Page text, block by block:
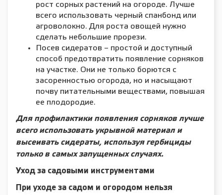
рост сорных растений на огороде. Лучше
всего использовать черный спанбонд или
агроволокно. Для роста овощей нужно
сделать небольшие прорези.
Посев сидератов – простой и доступный
способ предотвратить появление сорняков
на участке. Они не только борются с
засоренностью огорода, но и насыщают
почву питательными веществами, повышая
ее плодородие.
Для профилактики появления сорняков лучше
всего использовать укрывной материал и
высеивать сидераты, используя гербициды
только в самых запущенных случаях.
Уход за садовыми инструментами
При уходе за садом и огородом нельзя